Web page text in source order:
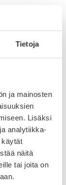
Tietoja
ja mainosten
Lisäksi
analytiikka-
käytät
näitä
tai joita on
ei ole